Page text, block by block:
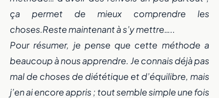
ça permet de mieux comprendre les
choses.Reste maintenant à s’y mettre…..
Pour résumer, je pense que cette méthode a
beaucoup à nous apprendre. Je connais déjà pas
mal de choses de diététique et d’équilibre, mais
j’en ai encore appris ; tout semble simple une fois